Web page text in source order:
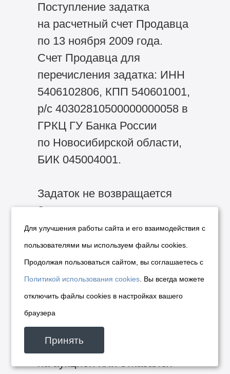
Поступление задатка
на расчетный счет Продавца
по 13 ноября 2009 года.
Счет Продавца для
перечисления задатка: ИНН
5406102806, КПП 540601001,
р/с 40302810500000000058 в
ГРКЦ ГУ Банка России
по Новосибирской области,
БИК 045004001.
Задаток не возвращается
Задаткодателю в случае
если:
— заявка на участие
в аукционе была отозвана
Задаткодателем
по истечении срока,
указанного в договоре
о задатке;
— Задаткодатель не прибыл
на аукцион или отказался
Для улучшения работы сайта и его взаимодействия с
пользователями мы используем файлы cookies.
Продолжая пользоваться сайтом, вы соглашаетесь с
Политикой использования cookies . Вы всегда можете
отключить файлы cookies в настройках вашего
браузера
Принять